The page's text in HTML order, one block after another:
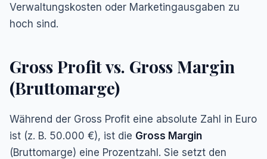
Verwaltungskosten oder Marketingausgaben zu
hoch sind.
Gross Profit vs. Gross Margin
(Bruttomarge)
Während der Gross Profit eine absolute Zahl in Euro
ist (z. B. 50.000 €), ist die Gross Margin
(Bruttomarge) eine Prozentzahl. Sie setzt den